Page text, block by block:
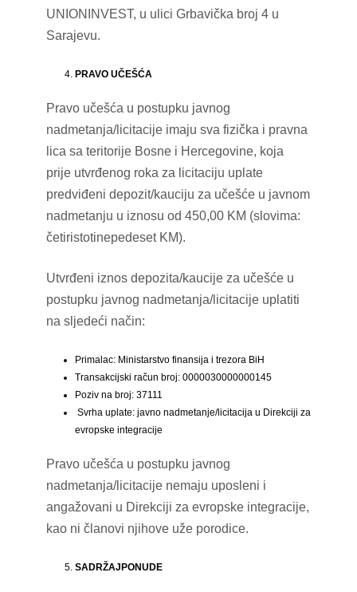
UNIONINVEST, u ulici Grbavička broj 4 u
Sarajevu.
PRAVO UČEŠĆA
Pravo učešća u postupku javnog
nadmetanja/licitacije imaju sva fizička i pravna
lica sa teritorije Bosne i Hercegovine, koja
prije utvrđenog roka za licitaciju uplate
predviđeni depozit/kauciju za učešće u javnom
nadmetanju u iznosu od 450,00 KM (slovima:
četiristotinepedeset KM).
Utvrđeni iznos depozita/kaucije za učešće u
postupku javnog nadmetanja/licitacije uplatiti
na sljedeći način:
Primalac: Ministarstvo finansija i trezora BiH
Transakcijski račun broj: 0000030000000145
Poziv na broj: 37111
Svrha uplate: javno nadmetanje/licitacija u Direkciji za
evropske integracije
Pravo učešća u postupku javnog
nadmetanja/licitacije nemaju uposleni i
angažovani u Direkciji za evropske integracije,
kao ni članovi njihove uže porodice.
SADRŽAJPONUDE